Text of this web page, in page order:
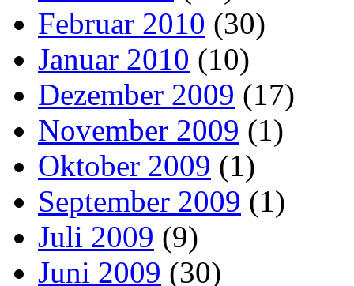
Februar 2010 (30)
Januar 2010 (10)
Dezember 2009 (17)
November 2009 (1)
Oktober 2009 (1)
September 2009 (1)
Juli 2009 (9)
Juni 2009 (30)